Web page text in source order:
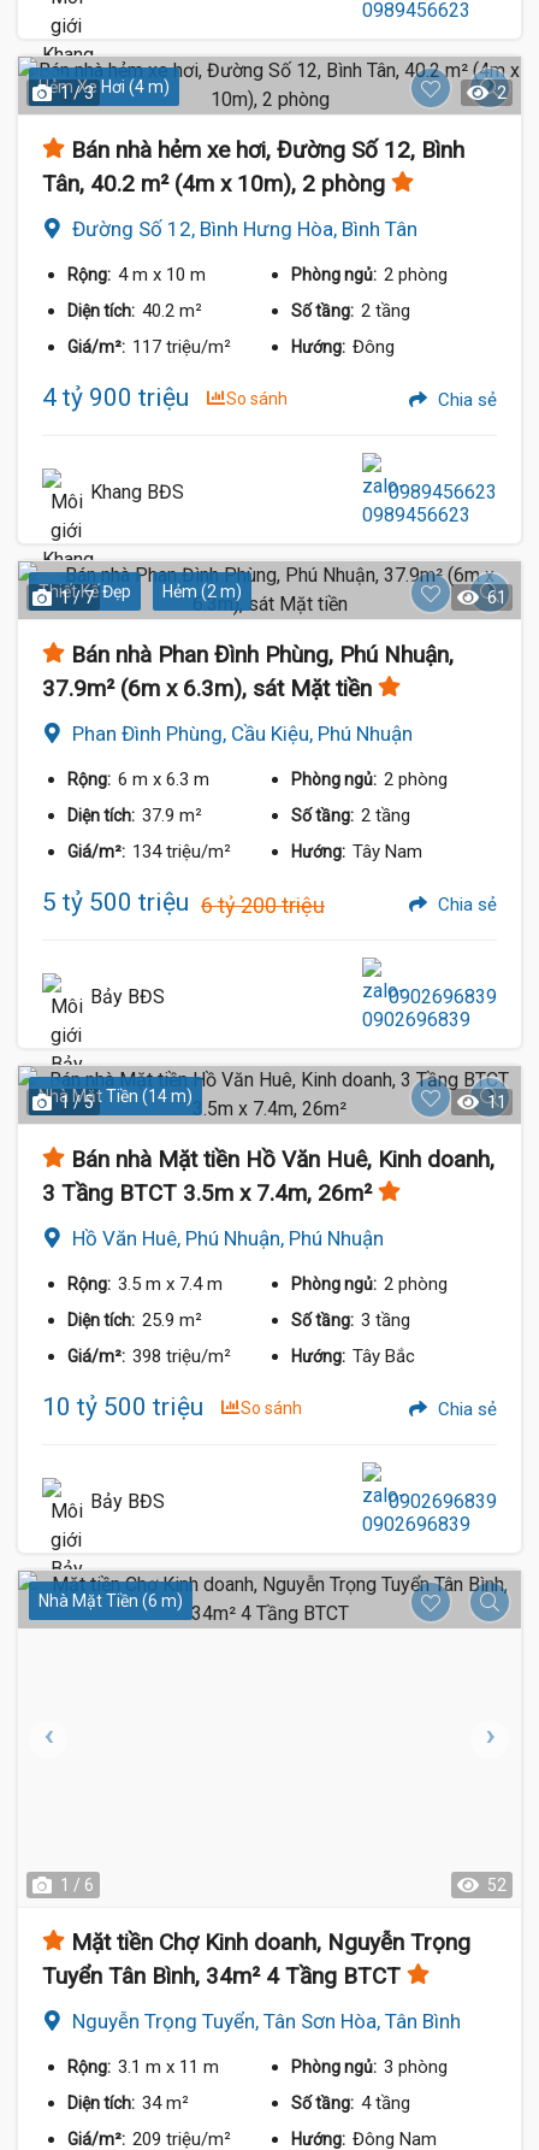
Hẻm Xe Hơi (4 m)
1 / 3 2
Bán nhà hẻm xe hơi, Đường Số 12, Bình
Tân, 40.2 m² (4m x 10m), 2 phòng
Đường Số 12, Bình Hưng Hòa, Bình Tân
Rộng: 4 m x 10 m Phòng ngủ: 2 phòng
Diện tích: 40.2 m² Số tầng: 2 tầng
Giá/m²: 117 triệu/m² Hướng: Đông
4 tỷ 900 triệu So sánh Chia sẻ
Khang BĐS 0989456623
Thiết Kế Đẹp Hẻm (2 m)
1 / 7 61
Bán nhà Phan Đình Phùng, Phú Nhuận,
37.9m² (6m x 6.3m), sát Mặt tiền
Phan Đình Phùng, Cầu Kiệu, Phú Nhuận
Rộng: 6 m x 6.3 m Phòng ngủ: 2 phòng
Diện tích: 37.9 m² Số tầng: 2 tầng
Giá/m²: 134 triệu/m² Hướng: Tây Nam
5 tỷ 500 triệu 6 tỷ 200 triệu Chia sẻ
Bảy BĐS 0902696839
Nhà Mặt Tiền (14 m)
1 / 5 11
Bán nhà Mặt tiền Hồ Văn Huê, Kinh doanh,
3 Tầng BTCT 3.5m x 7.4m, 26m²
Hồ Văn Huê, Phú Nhuận, Phú Nhuận
Rộng: 3.5 m x 7.4 m Phòng ngủ: 2 phòng
Diện tích: 25.9 m² Số tầng: 3 tầng
Giá/m²: 398 triệu/m² Hướng: Tây Bắc
10 tỷ 500 triệu So sánh Chia sẻ
Bảy BĐS 0902696839
Nhà Mặt Tiền (6 m)
1 / 6 52
Mặt tiền Chợ Kinh doanh, Nguyễn Trọng
Tuyển Tân Bình, 34m² 4 Tầng BTCT
Nguyễn Trọng Tuyển, Tân Sơn Hòa, Tân Bình
Rộng: 3.1 m x 11 m Phòng ngủ: 3 phòng
Diện tích: 34 m² Số tầng: 4 tầng
Giá/m²: 209 triệu/m² Hướng: Đông Nam